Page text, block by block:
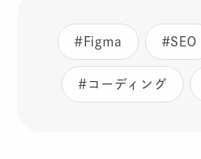
#Figma #SEO
#コーディング